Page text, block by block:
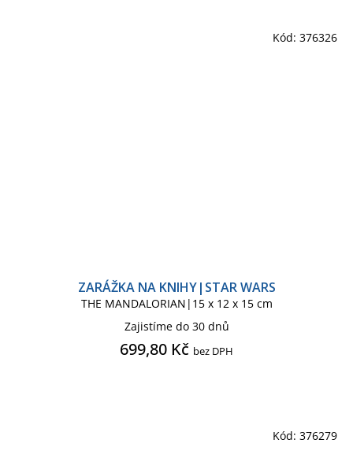
ZARÁŽKA NA KNIHY|STAR WARS
THE MANDALORIAN|15 x 12 x 15 cm
Zajistíme do 30 dnů
699,80 Kč bez DPH
Kód: 376326
Kód: 376279